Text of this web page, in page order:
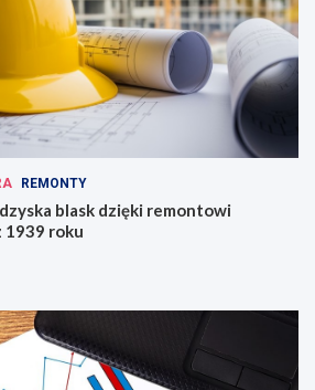
REMONTY
blask dzięki remontowi
1939 roku